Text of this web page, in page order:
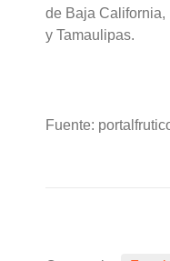
de Baja California,
y Tamaulipas.
Fuente: